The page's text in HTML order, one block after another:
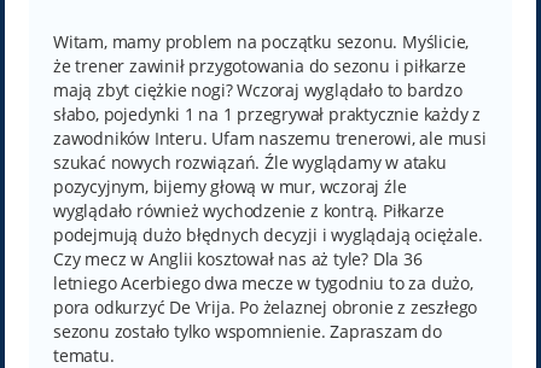
t
Witam, mamy problem na początku sezonu. Myślicie,
że trener zawinił przygotowania do sezonu i piłkarze
mają zbyt ciężkie nogi? Wczoraj wyglądało to bardzo
słabo, pojedynki 1 na 1 przegrywał praktycznie każdy z
zawodników Interu. Ufam naszemu trenerowi, ale musi
szukać nowych rozwiązań. Źle wyglądamy w ataku
pozycyjnym, bijemy głową w mur, wczoraj źle
wyglądało również wychodzenie z kontrą. Piłkarze
podejmują dużo błędnych decyzji i wyglądają ociężale.
Czy mecz w Anglii kosztował nas aż tyle? Dla 36
letniego Acerbiego dwa mecze w tygodniu to za dużo,
pora odkurzyć De Vrija. Po żelaznej obronie z zeszłego
sezonu zostało tylko wspomnienie. Zapraszam do
tematu.